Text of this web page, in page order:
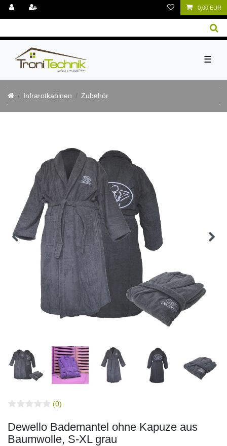
0,00 EUR
☰
Infrarotkabinen Zubehör
(0)
Dewello Bademantel ohne Kapuze aus
Baumwolle, S-XL grau